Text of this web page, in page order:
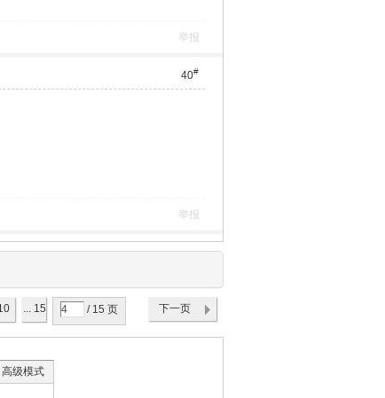
举报
40#
举报
... 15 / 15 页 下一页
高级模式